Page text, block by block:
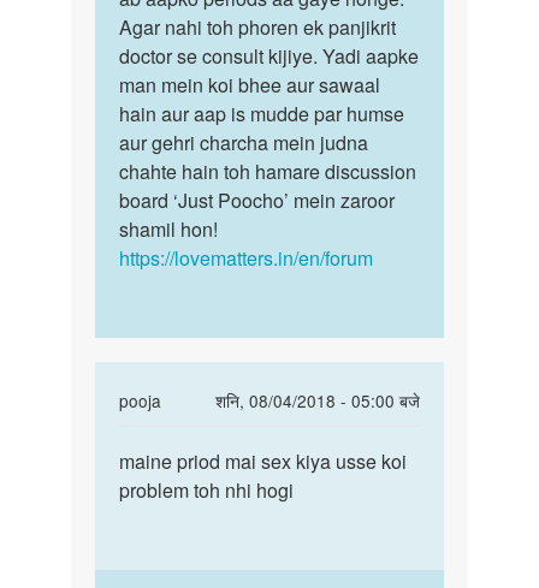
miss
hua
9
din…
by
sheetel
rani
nahin
beta……
Agar nahi toh phoren ek panjikrit
doctor se consult kijiye. Yadi aapke
man mein koi bhee aur sawaal
hain aur aap is mudde par humse
aur gehri charcha mein judna
chahte hain toh hamare discussion
board ‘Just Poocho’ mein zaroor
shamil hon!
https://lovematters.in/en/forum
pooja
शनि, 08/04/2018 - 05:00 बजे
to
Ji,
hone
maine
priod
kiya…
maine priod mai sex kiya usse koi
problem toh nhi hogi